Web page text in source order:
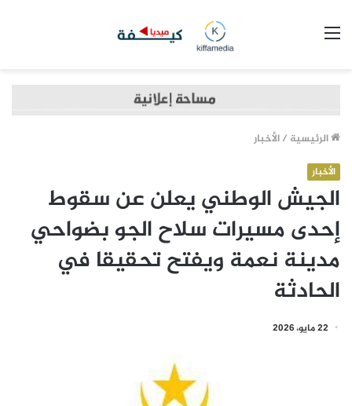
الرئيسية /الأخبار
الأخبار
الجيش الوطني يعلن عن سقوط
إحدى مسيرات سلاح الجو بضواحي
مدينة نعمة ويفتح تحقيقا في
الحادثة
22 مايو، 2026